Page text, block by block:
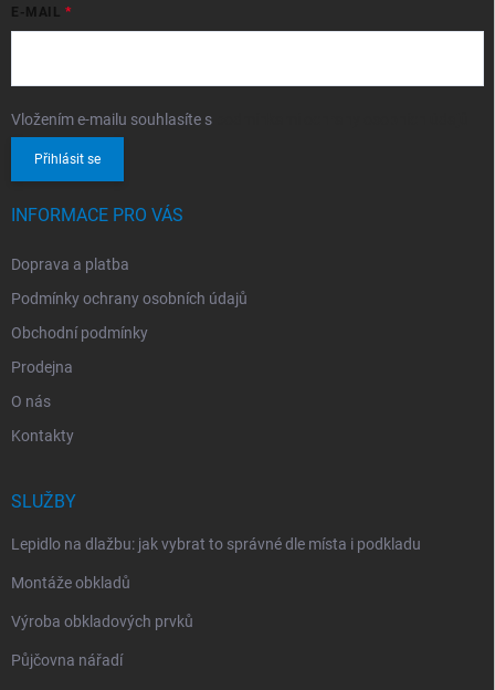
E-MAIL
Vložením e-mailu souhlasíte s
Přihlásit se
INFORMACE PRO VÁS
Doprava a platba
Podmínky ochrany osobních údajů
Obchodní podmínky
Prodejna
O nás
Kontakty
SLUŽBY
Lepidlo na dlažbu: jak vybrat to správné dle místa i podkladu
Montáže obkladů
Výroba obkladových prvků
Půjčovna nářadí